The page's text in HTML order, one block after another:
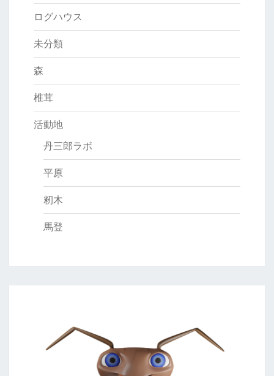
ログハウス
未分類
森
椎茸
活動地
丹三郎ラボ
平原
籾木
馬登